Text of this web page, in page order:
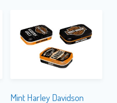
Mint Harley Davidson